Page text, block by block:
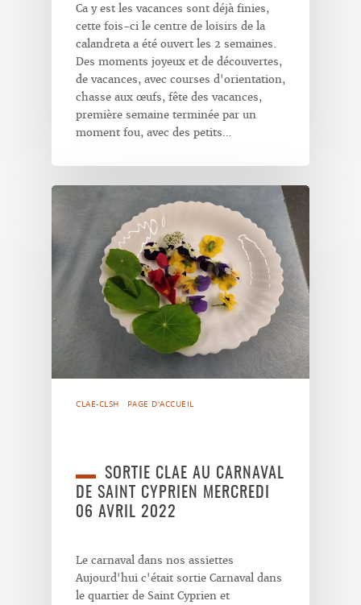
Ca y est les vacances sont déjà finies,
cette fois-ci le centre de loisirs de la
calandreta a été ouvert les 2 semaines.
Des moments joyeux et de découvertes,
de vacances, avec courses d'orientation,
chasse aux œufs, fête des vacances,
première semaine terminée par un
moment fou, avec des petits…
CLAE-CLSH PAGE D'ACCUEIL
SORTIE CLAE AU CARNAVAL
DE SAINT CYPRIEN MERCREDI
06 AVRIL 2022
Le carnaval dans nos assiettes
Aujourd'hui c'était sortie Carnaval dans
le quartier de Saint Cyprien et